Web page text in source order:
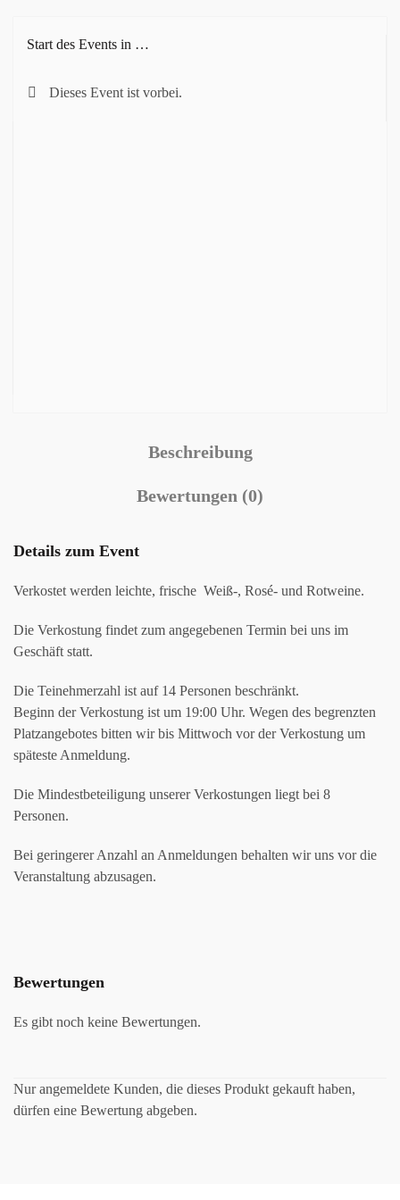
Start des Events in …
Dieses Event ist vorbei.
Beschreibung
Bewertungen (0)
Details zum Event
Verkostet werden leichte, frische Weiß-, Rosé- und Rotweine.
Die Verkostung findet zum angegebenen Termin bei uns im
Geschäft statt.
Die Teinehmerzahl ist auf 14 Personen beschränkt.
Beginn der Verkostung ist um 19:00 Uhr. Wegen des begrenzten
Platzangebotes bitten wir bis Mittwoch vor der Verkostung um
späteste Anmeldung.
Die Mindestbeteiligung unserer Verkostungen liegt bei 8
Personen.
Bei geringerer Anzahl an Anmeldungen behalten wir uns vor die
Veranstaltung abzusagen.
Bewertungen
Es gibt noch keine Bewertungen.
Nur angemeldete Kunden, die dieses Produkt gekauft haben,
dürfen eine Bewertung abgeben.